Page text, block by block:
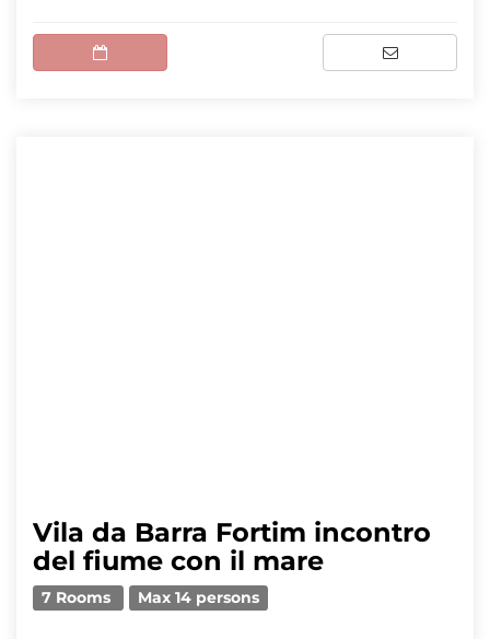
Vila da Barra Fortim incontro
del fiume con il mare
7 Rooms Max 14 persons